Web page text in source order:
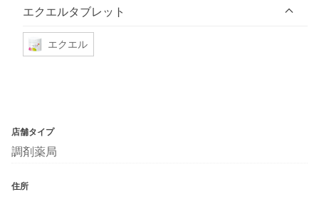
エクエルタブレット
エクエル
店舗タイプ
調剤薬局
住所